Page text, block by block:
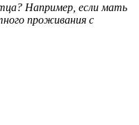
Например, если мать
проживания с